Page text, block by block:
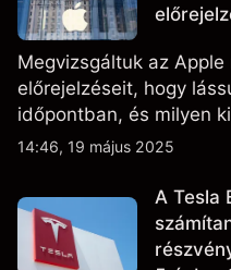
Megvizsgáltuk az Apple
előrejelzéseit, hogy
időpontban, és milyen
a vállalat.
14:46, 19 május 2025
A Tesla